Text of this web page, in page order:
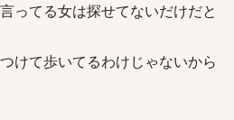
ってる女は探せてないだけだと
けて歩いてるわけじゃないから